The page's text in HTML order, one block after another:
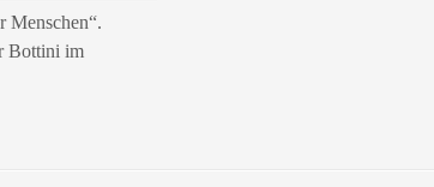
Menschen“.
Bottini im